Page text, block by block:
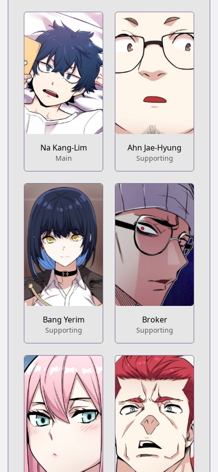
Na Kang-Lim
Main
Ahn Jae-Hyung
Supporting
Bang Yerim
Supporting
Broker
Supporting